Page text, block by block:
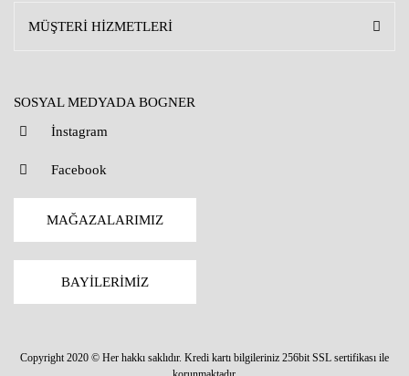
MÜŞTERİ HİZMETLERİ
SOSYAL MEDYADA BOGNER
İnstagram
Facebook
MAĞAZALARIMIZ
BAYİLERİMİZ
Copyright 2020 © Her hakkı saklıdır. Kredi kartı bilgileriniz 256bit SSL sertifikası ile